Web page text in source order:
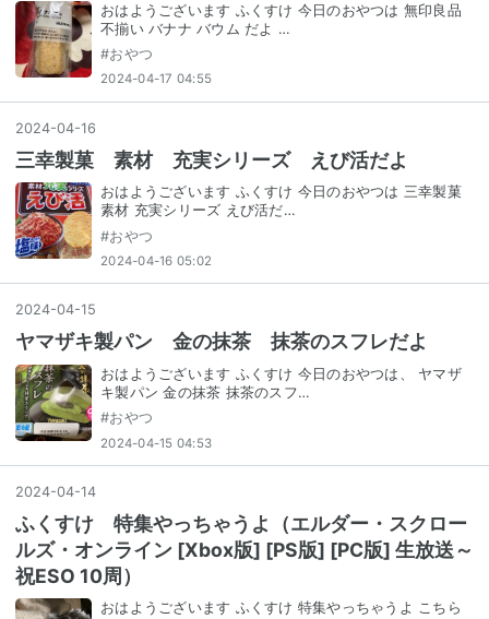
おはようございます ふくすけ 今日のおやつは 無印良品
不揃い バナナ バウム だよ …
#おやつ
2024-04-17 04:55
2024-04-16
三幸製菓 素材 充実シリーズ えび活だよ
おはようございます ふくすけ 今日のおやつは 三幸製菓
素材 充実シリーズ えび活だ…
#おやつ
2024-04-16 05:02
2024-04-15
ヤマザキ製パン 金の抹茶 抹茶のスフレだよ
おはようございます ふくすけ 今日のおやつは、 ヤマザ
キ製パン 金の抹茶 抹茶のスフ…
#おやつ
2024-04-15 04:53
2024-04-14
ふくすけ 特集やっちゃうよ（エルダー・スクロー
ルズ・オンライン [Xbox版] [PS版] [PC版] 生放送～
祝ESO 10周）
おはようございます ふくすけ 特集やっちゃうよ こちら